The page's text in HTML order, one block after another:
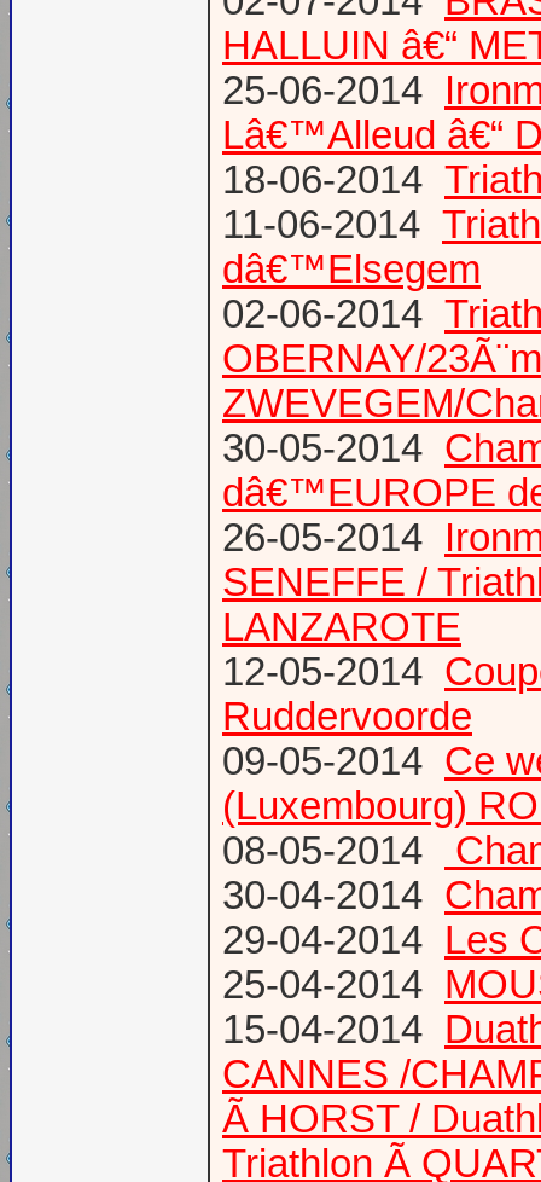
HALLUIN â€“
25-06-2014
Lâ€™Alleud â€“
18-06-2014
11-06-2014
dâ€™Elsegem
02-06-2014
OBERNAY/
ZWEVEGEM/
30-05-2014
dâ€™EUROPE
26-05-2014
SENEFFE /
LANZAROTE
12-05-2014
Ruddervoorde
09-05-2014 Ce
(Luxembourg)
08-05-2014
30-04-2014
29-04-2014 Les
25-04-2014
15-04-2014
CANNES /
Ã HORST /
Triathlon Ã